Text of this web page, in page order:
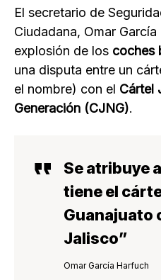
El secretario de
Ciudadana, Omar
explosión de los coches
una disputa entre un
el nombre) con el Cártel
Generación (CJNG).
Se atribuye
tiene el
Guanajuato
Jalisco”
Omar García Harfuch